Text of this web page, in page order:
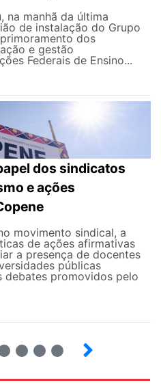
na manhã da última
de instalação do Grupo
dos
e gestão
Federais de Ensino...
dos sindicatos
e ações
movimento sindical, a
de ações afirmativas
a presença de docentes
públicas
debates promovidos pelo